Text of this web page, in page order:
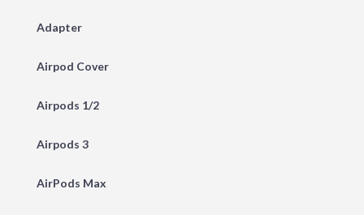
Adapter
Airpod Cover
Airpods 1/2
Airpods 3
AirPods Max